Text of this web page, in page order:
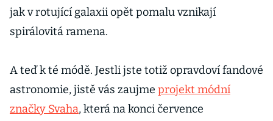
jak v rotující galaxii opět pomalu vznikají
spirálovitá ramena.
A teď k té módě. Jestli jste totiž opravdoví fandové
astronomie, jistě vás zaujme projekt módní
značky Svaha, která na konci července